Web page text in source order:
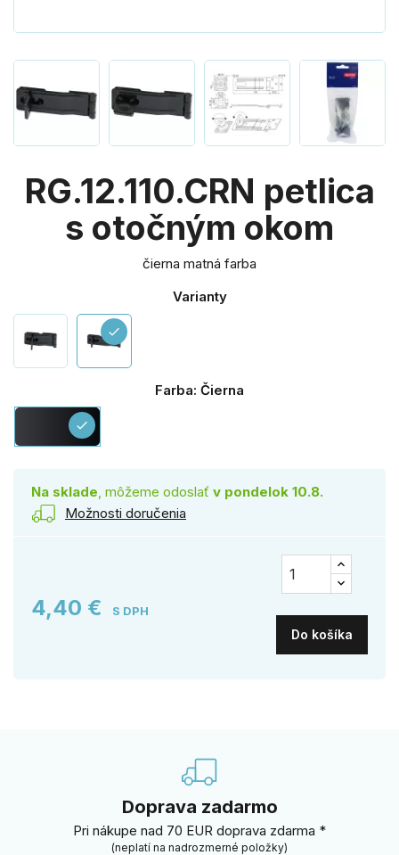
RG.12.110.CRN petlica
s otočným okom
čierna matná farba
Varianty
check
Farba: Čierna
Čierna
check
Na sklade, môžeme odoslať v pondelok 10.8.
Možnosti doručenia
4,40 € S DPH
Do košíka
Doprava zadarmo
Pri nákupe nad 70 EUR doprava zdarma *
(neplatí na nadrozmerné položky)